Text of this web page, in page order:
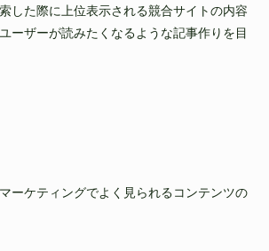
した際に上位表示される競合サイトの内容
ーザーが読みたくなるような記事作りを目
ーケティングでよく見られるコンテンツの